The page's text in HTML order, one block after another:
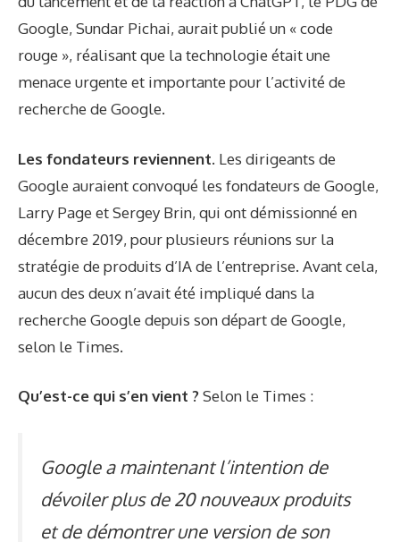
Google, Sundar Pichai, aurait publié un « code
rouge », réalisant que la technologie était une
menace urgente et importante pour l’activité de
recherche de Google.
Les fondateurs reviennent. Les dirigeants de
Google auraient convoqué les fondateurs de Google,
Larry Page et Sergey Brin, qui ont démissionné en
décembre 2019, pour plusieurs réunions sur la
stratégie de produits d’IA de l’entreprise. Avant cela,
aucun des deux n’avait été impliqué dans la
recherche Google depuis son départ de Google,
selon le Times.
Qu’est-ce qui s’en vient ?Selon le Times :
Google a maintenant l’intention de
dévoiler plus de 20 nouveaux produits
et de démontrer une version de son